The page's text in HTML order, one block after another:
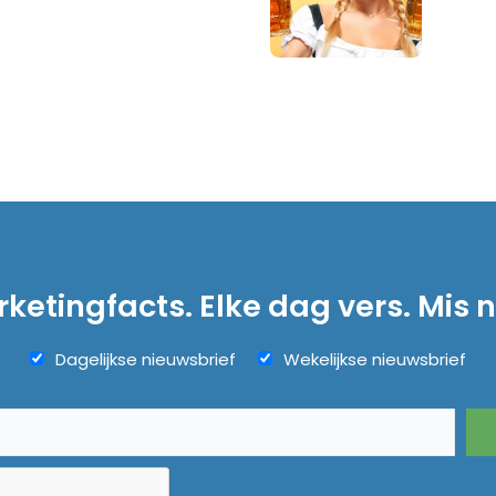
Elke dag vers. Mis
Dagelijkse nieuwsbrief Wekelijkse nieuwsbrief